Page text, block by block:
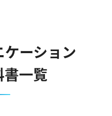
ーション
一覧